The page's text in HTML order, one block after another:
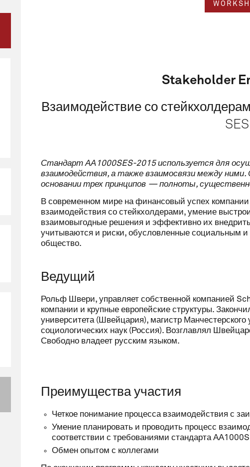
Stakeholder
Взаимодействие со
SES
Стандарт АА1000SES-2015 используется для
взаимодействия, а также взаимосвязи между
основании трех принципов — полноты,
В современном мире на финансовый успех
взаимодействия со стейкхолдерами, умение
взаимовыгодные решения и эффективно их
учитываются и риски, обусловленные социальным
общество.
Ведущий
Рольф Швери, управляет собственной компанией
компании и крупные европейские структуры.
университета (Швейцария), магистр
социологических наук (Россия). Возглавлял
Свободно владеет русским языком.
Преимущества участия
Четкое понимание процесса взаимодействия с
Умение планировать и проводить процесс
соответствии с требованиями стандарта
Обмен опытом с коллегами
Name
Email
ZIP code
Locality
Phone